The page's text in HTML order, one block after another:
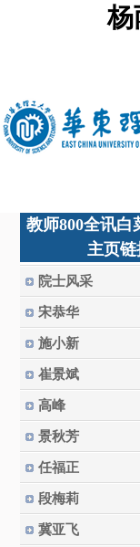
杨
教师800全讯白
主页链
院士风采
宋恭华
施小新
崔景斌
高峰
景秋芳
任福正
段梅莉
冀亚飞